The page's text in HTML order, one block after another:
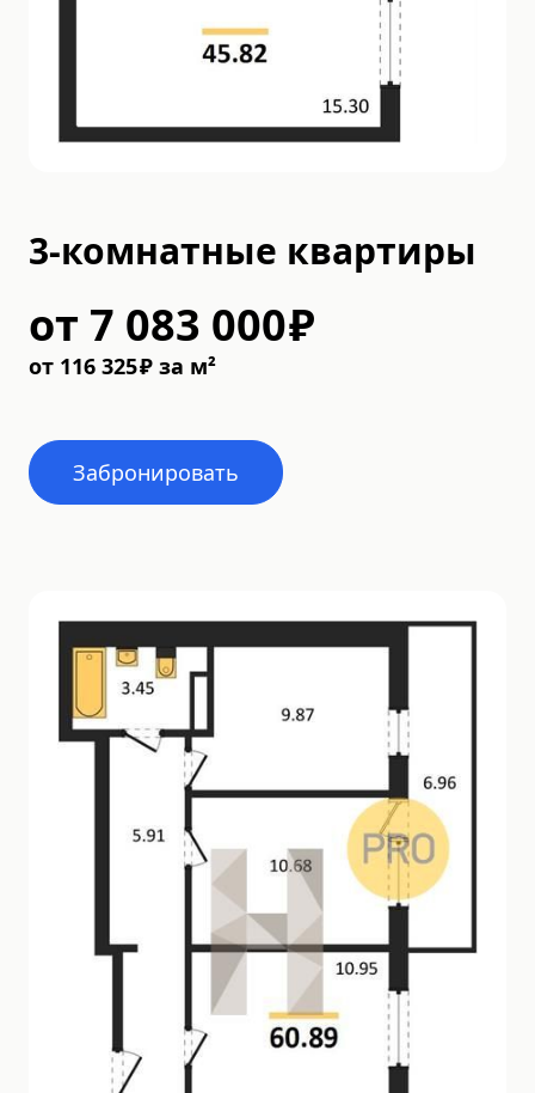
3-комнатные квартиры
от 7 083 000₽
от 116 325₽ за м²
Забронировать